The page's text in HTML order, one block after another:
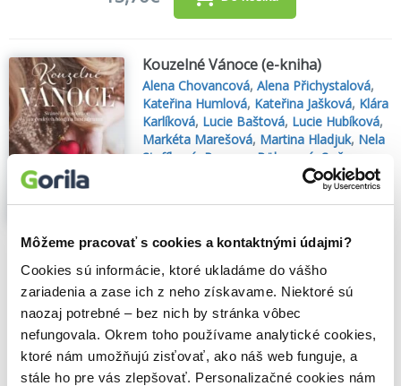
Môžeme pracovať s cookies a kontaktnými údajmi?
Cookies sú informácie, ktoré ukladáme do vášho
zariadenia a zase ich z neho získavame. Niektoré sú
naozaj potrebné – bez nich by stránka vôbec
nefungovala. Okrem toho používame analytické cookies,
ktoré nám umožňujú zisťovať, ako náš web funguje, a
stále ho pre vás zlepšovať. Personalizačné cookies nám
Kouzelné Vánoce (e-kniha)
Alena Chovancová,Alena Přichystalová,
Kateřina Humlová, Kateřina Jašková, Klára
Karlíková, Lucie Baštová, Lucie Hubíková,
Markéta Marešová, Martina Hladjuk, Nela
Steffková Romana Böhmová Soňa
Václav Šum,
Nakladatelství
Fragment(2022)
Instagramu
Užijte si vánoční čas od adventu až do Tří
králů! Již podruhé spojila známá česká
foodblogerka Coolinářka síly s dalšími
předními blogerkami a hvězdami českého
Instagramu, aby vytvořily knihu vánočních
nápadů...Zobraziť viac